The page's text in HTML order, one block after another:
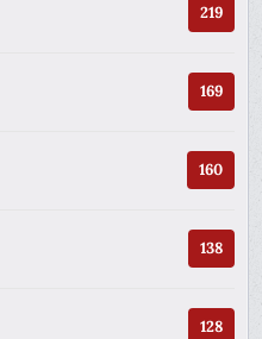
219
169
160
138
128